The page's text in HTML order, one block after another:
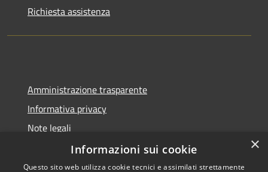
Richiesta assistenza
Amministrazione trasparente
Informativa privacy
Note legali
Dichiarazione di accessibilità
×
Informazioni sui cookie
Questo sito web utilizza cookie tecnici e assimilati strettamente